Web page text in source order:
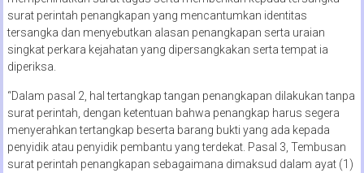
surat perintah penangkapan yang mencantumkan identitas
tersangka dan menyebutkan alasan penangkapan serta uraian
singkat perkara kejahatan yang dipersangkakan serta tempat ia
diperiksa.
“Dalam pasal 2, hal tertangkap tangan penangkapan dilakukan tanpa
surat perintah, dengan ketentuan bahwa penangkap harus segera
menyerahkan tertangkap beserta barang bukti yang ada kepada
penyidik atau penyidik pembantu yang terdekat. Pasal 3, Tembusan
surat perintah penangkapan sebagaimana dimaksud dalam ayat (1)